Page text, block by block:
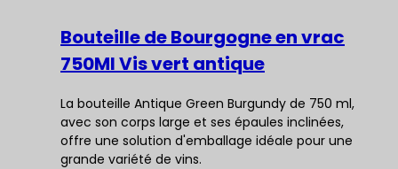
Bouteille de Bourgogne en vrac
750Ml Vis vert antique
La bouteille Antique Green Burgundy de 750 ml,
avec son corps large et ses épaules inclinées,
offre une solution d'emballage idéale pour une
grande variété de vins.